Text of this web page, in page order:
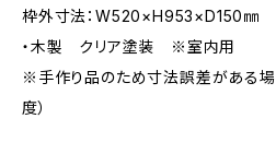
枠外寸法：W520×H953×D150㎜
・木製 クリア塗装 ※室内用
※手作り品のため寸法誤差がある場
度）